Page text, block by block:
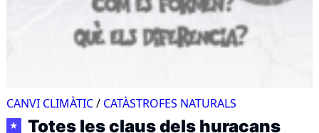
CANVI CLIMÀTIC/ CATÀSTROFES NATURALS
★ Totes les claus dels huracans